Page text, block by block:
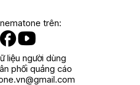
trên:
liệu người dùng
phối quảng cáo